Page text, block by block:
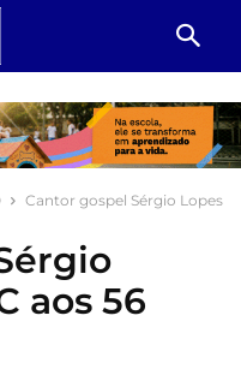
Cantor gospel Sérgio Lopes
aos 56